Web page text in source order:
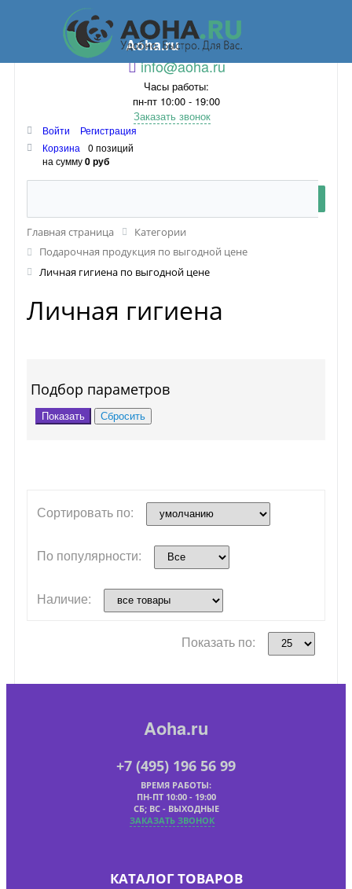
Aoha.ru
info@aoha.ru
Часы работы:
пн-пт 10:00 - 19:00
Заказать звонок
Войти
Регистрация
Корзина
0 позиций
на сумму0 руб
Главная страница
Категории
Подарочная продукция по выгодной цене
Личная гигиена по выгодной цене
Личная гигиена
Подбор параметров
Сортировать по:
По популярности:
Наличие:
Показать по:
Aoha.ru
+7 (495) 196 56 99
ВРЕМЯ РАБОТЫ:
ПН-ПТ 10:00 - 19:00
СБ; ВС - ВЫХОДНЫЕ
ЗАКАЗАТЬ ЗВОНОК
КАТАЛОГ ТОВАРОВ